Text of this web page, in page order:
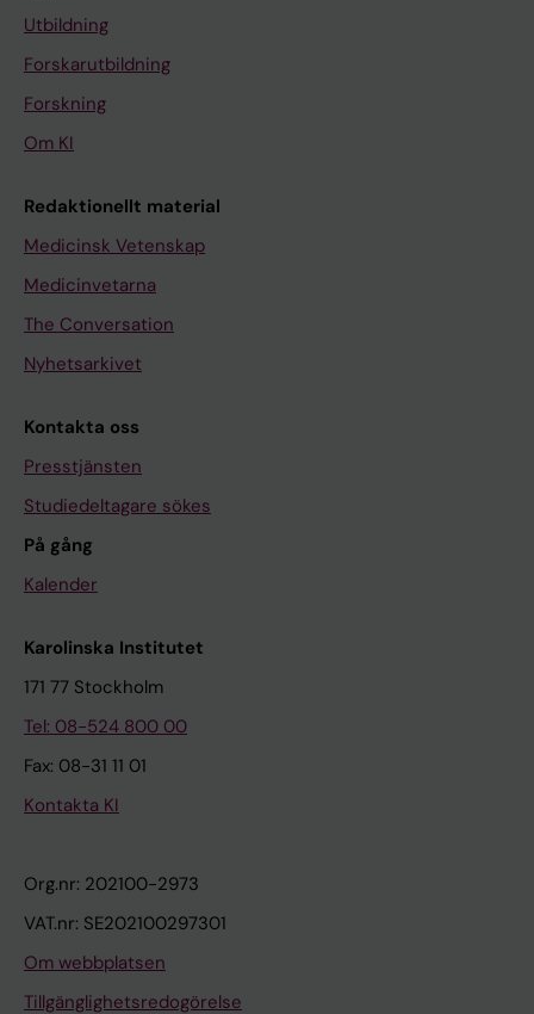
Utbildning
Forskarutbildning
Forskning
Om KI
Redaktionellt material
Medicinsk Vetenskap
Medicinvetarna
The Conversation
Nyhetsarkivet
Kontakta oss
Presstjänsten
Studiedeltagare sökes
På gång
Kalender
Karolinska Institutet
171 77 Stockholm
Tel: 08-524 800 00
Fax: 08-31 11 01
Kontakta KI
Org.nr: 202100-2973
VAT.nr: SE202100297301
Om webbplatsen
Tillgänglighetsredogörelse